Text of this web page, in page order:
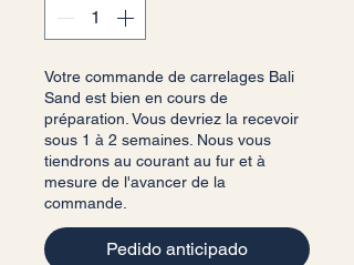
Votre commande de carrelages Bali
Sand est bien en cours de
préparation. Vous devriez la recevoir
sous 1 à 2 semaines. Nous vous
tiendrons au courant au fur et à
mesure de l'avancer de la
commande.
Pedido anticipado